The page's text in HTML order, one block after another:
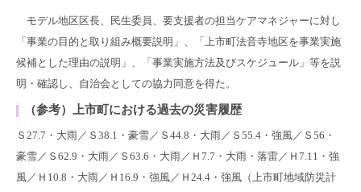
モデル地区区長、民生委員、要支援者の担当ケアマネジャーに対し
「事業の目的と取り組み概要説明」、「上市町法音寺地区を事業実施
候補とした理由の説明」、「事業実施方法及びスケジュール」等を説
明・確認し、自治会としての協力同意を得た。
（参考）上市町における過去の災害履歴
Ｓ27.7・大雨／Ｓ38.1・豪雪／Ｓ44.8・大雨／Ｓ55.4・強風／Ｓ56・
豪雪／Ｓ62.9・大雨／Ｓ63.6・大雨／Ｈ7.7・大雨・落雷／Ｈ7.11・強
風／Ｈ10.8・大雨／Ｈ16.9・強風／Ｈ24.4・強風（上市町地域防災計